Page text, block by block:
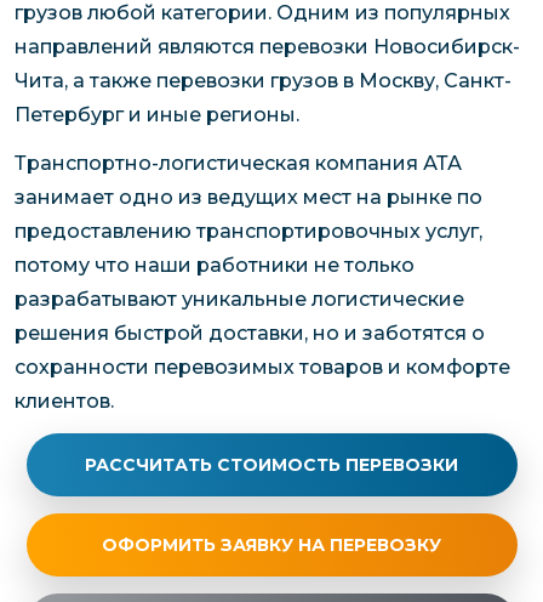
грузов любой категории. Одним из популярных
направлений являются перевозки Новосибирск-
Чита, а также перевозки грузов в Москву, Санкт-
Петербург и иные регионы.
Транспортно-логистическая компания АТА
занимает одно из ведущих мест на рынке по
предоставлению транспортировочных услуг,
потому что наши работники не только
разрабатывают уникальные логистические
решения быстрой доставки, но и заботятся о
сохранности перевозимых товаров и комфорте
клиентов.
РАССЧИТАТЬ СТОИМОСТЬ ПЕРЕВОЗКИ
ОФОРМИТЬ ЗАЯВКУ НА ПЕРЕВОЗКУ